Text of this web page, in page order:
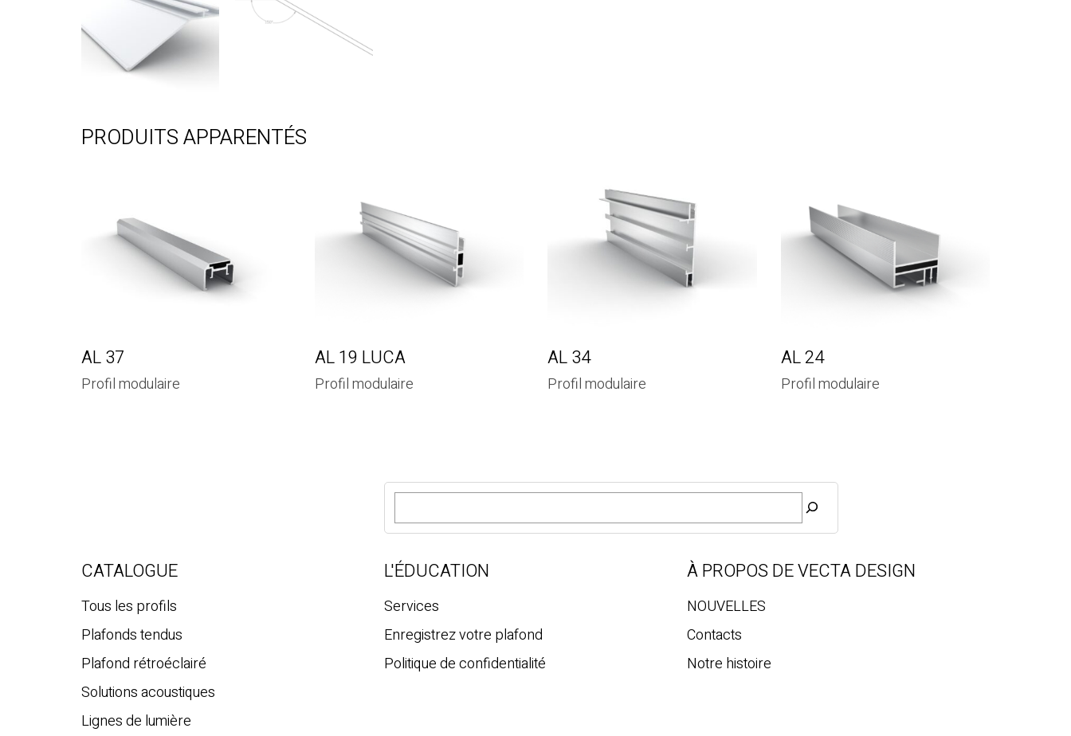
PRODUITS APPARENTÉS
AL 37
Profil modulaire
AL 19 LUCA
Profil modulaire
AL 34
Profil modulaire
AL 24
Profil modulaire
R
c
e
c
h
e
CATALOGUE
Tous les profils
Plafonds tendus
Plafond rétroéclairé
Solutions acoustiques
Lignes de lumière
L'ÉDUCATION
Services
Enregistrez votre plafond
Politique de confidentialité
À PROPOS DE VECTA DESIGN
NOUVELLES
Contacts
Notre histoire